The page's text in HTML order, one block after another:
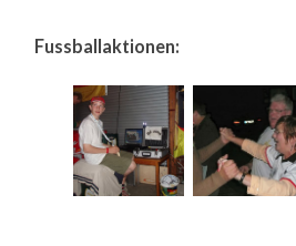
Fussballaktionen: